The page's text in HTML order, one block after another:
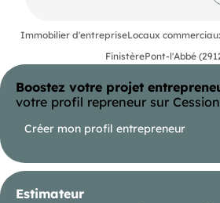
donnant sur la route de PLOMEUR
L'ABBE, axe routier inévitable du
BIGOUDEN.
DPE En cours
Immobilier d'entrepriseLocaux
FinistèrePont-l'Abbé
Boostez votre projet
votre profil repreneur sur
Créer mon profil entrepreneur
Estimateur